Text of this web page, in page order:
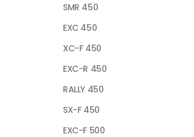
SMR 450
EXC 450
XC-F 450
EXC-R 450
RALLY 450
SX-F 450
EXC-F 500